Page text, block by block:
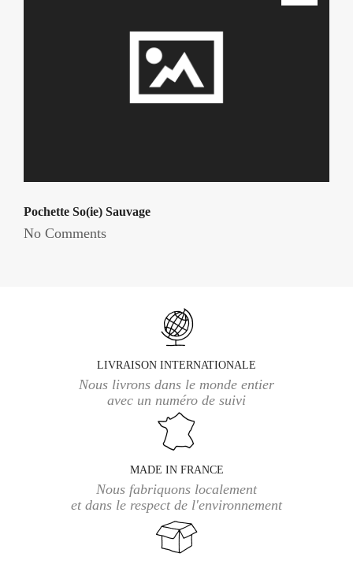
Pochette So(ie) Sauvage
No Comments
LIVRAISON INTERNATIONALE
Nous livrons dans le monde entier
avec un numéro de suivi
MADE IN FRANCE
Nous fabriquons localement
et dans le respect de l'environnement